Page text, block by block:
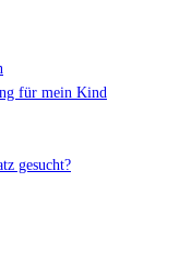
für mein Kind
gesucht?